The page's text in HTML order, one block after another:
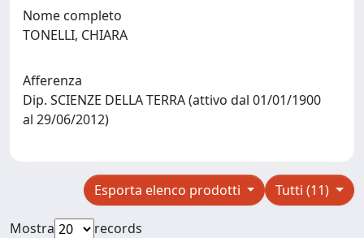
Nome completo
TONELLI, CHIARA
Afferenza
Dip. SCIENZE DELLA TERRA (attivo dal 01/01/1900
al 29/06/2012)
Tutti (11)
Esporta elenco prodotti
Mostra
records